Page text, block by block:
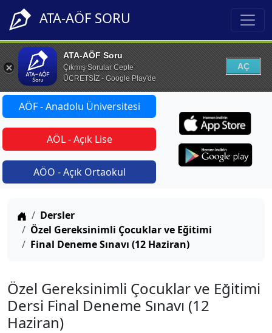
ATA-AÖF SORU
ATA-AÖF Soru
Çıkmış Sorular Cepte
ÜCRETSİZ - Google Play'de
AÇ
AÖF - Anadolu Üniversitesi
AÖL - Açık Lise
AÖO - Açık Ortaokul
Anasayfa
Dersler
Özel Gereksinimli Çocuklar ve Eğitimi
Final Deneme Sınavı (12 Haziran)
Özel Gereksinimli Çocuklar ve Eğitimi
Dersi Final Deneme Sınavı (12
Haziran)